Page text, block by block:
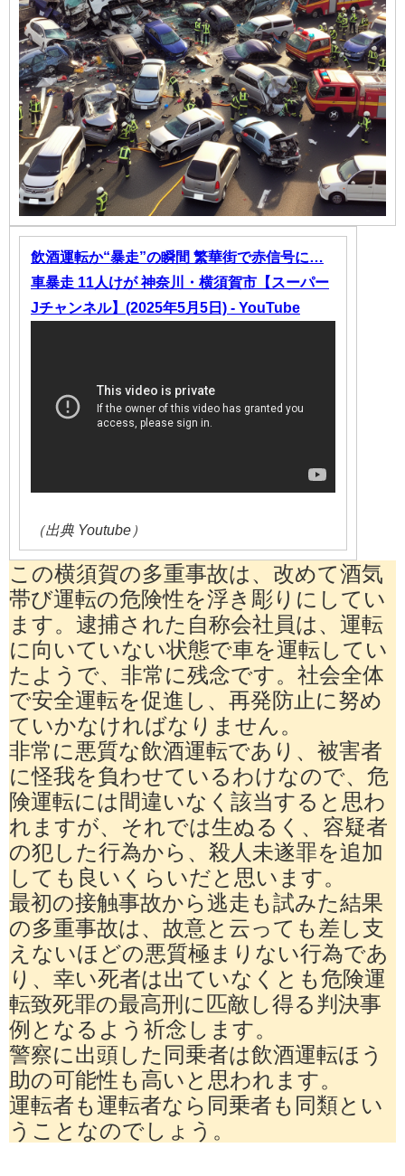
飲酒運転か“暴走”の瞬間 繁華街で赤信号に…
車暴走 11人けが 神奈川・横須賀市【スーパー
Jチャンネル】(2025年5月5日) - YouTube
（出典 Youtube）
この横須賀の多重事故は、改めて酒気
帯び運転の危険性を浮き彫りにしてい
ます。逮捕された自称会社員は、運転
に向いていない状態で車を運転してい
たようで、非常に残念です。社会全体
で安全運転を促進し、再発防止に努め
ていかなければなりません。
非常に悪質な飲酒運転であり、被害者
に怪我を負わせているわけなので、危
険運転には間違いなく該当すると思わ
れますが、それでは生ぬるく、容疑者
の犯した行為から、殺人未遂罪を追加
しても良いくらいだと思います。
最初の接触事故から逃走も試みた結果
の多重事故は、故意と云っても差し支
えないほどの悪質極まりない行為であ
り、幸い死者は出ていなくとも危険運
転致死罪の最高刑に匹敵し得る判決事
例となるよう祈念します。
警察に出頭した同乗者は飲酒運転ほう
助の可能性も高いと思われます。
運転者も運転者なら同乗者も同類とい
うことなのでしょう。